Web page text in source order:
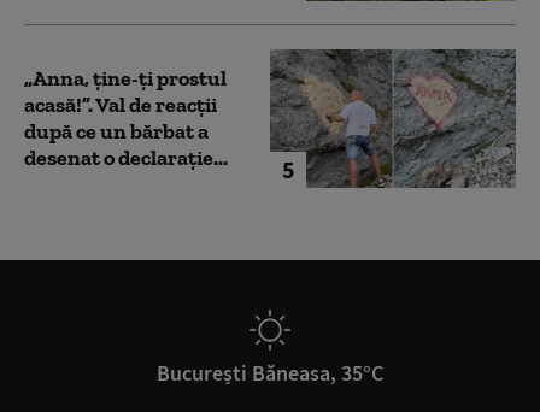
5
„Anna, ţine-ţi prostul
acasă!”. Val de reacții
după ce un bărbat a
desenat o declarație...
București Băneasa, 35°C